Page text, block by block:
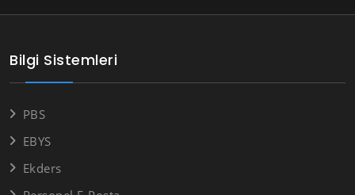
Bilgi Sistemleri
PBS
EBYS
Ekders